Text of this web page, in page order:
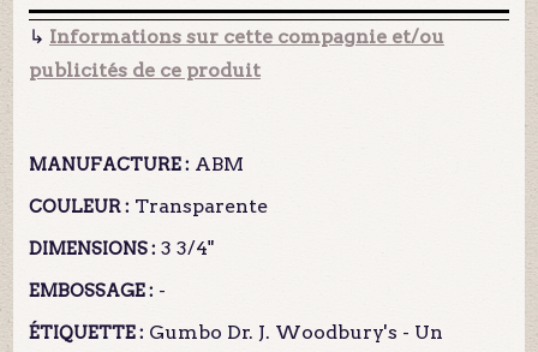
↳ Informations sur cette compagnie et/ou
publicités de ce produit
MANUFACTURE : ABM
COULEUR : Transparente
DIMENSIONS : 3 3/4"
EMBOSSAGE : -
ÉTIQUETTE : Gumbo Dr. J. Woodbury's - Un